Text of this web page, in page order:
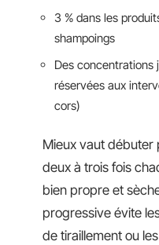
3 % dans les
shampoings
Des concentrations
réservées aux
cors)
Mieux vaut débuter
deux à trois fois
bien propre et
progressive évite
de tiraillement ou